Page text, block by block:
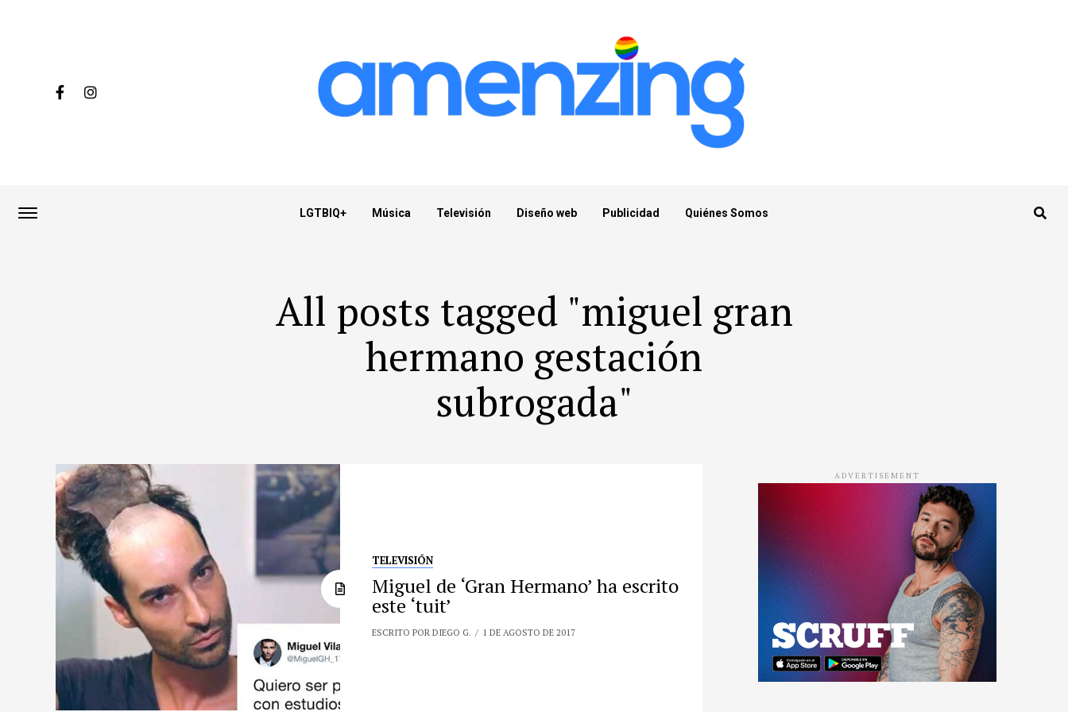
LGTBIQ+ Música Televisión Diseño web Publicidad Quiénes Somos
All posts tagged "miguel gran
hermano gestación
subrogada"
TELEVISIÓN
Miguel de ‘Gran Hermano’ ha escrito
este ‘tuit’
ESCRITO POR DIEGO G. 1 DE AGOSTO DE 2017
ADVERTISEMENT